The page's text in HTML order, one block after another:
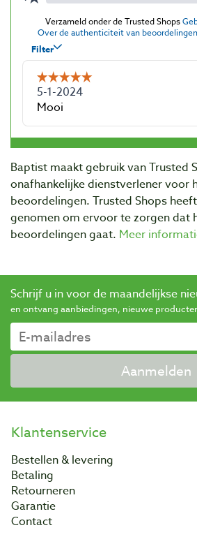
Baptist maakt gebruik van Trusted
onafhankelijke dienstverlener voor
beoordelingen. Trusted Shops
genomen om ervoor te zorgen dat
beoordelingen gaat. Meer
Schrijf u in voor de maandelijkse
en ontvang aanbiedingen, nieuwe
Aanmelden
Klantenservice
Bestellen & levering
Betaling
Retourneren
Garantie
Contact